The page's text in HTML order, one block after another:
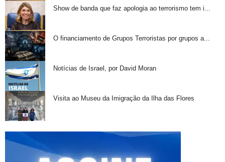
Show de banda que faz apologia ao terrorismo tem i...
O financiamento de Grupos Terroristas por grupos a...
Notícias de Israel, por David Moran
Visita ao Museu da Imigração da Ilha das Flores